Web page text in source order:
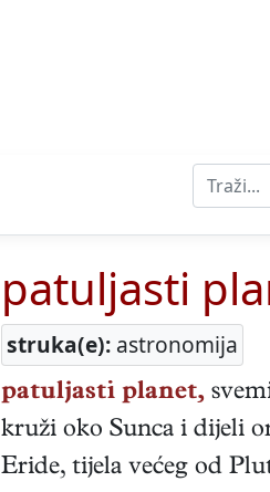
patuljasti
struka(e): astronomija
patuljasti planet,
kruži oko Sunca i dijeli
Eride, tijela većeg od